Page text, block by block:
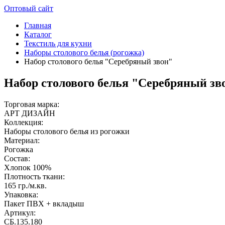
Оптовый сайт
Главная
Каталог
Текстиль для кухни
Наборы столового белья (рогожка)
Набор столового белья "Серебряный звон"
Набор столового белья "Серебряный
Торговая марка:
АРТ ДИЗАЙН
Коллекция:
Наборы столового белья из рогожки
Материал:
Рогожка
Состав:
Хлопок 100%
Плотность ткани:
165 гр./м.кв.
Упаковка:
Пакет ПВХ + вкладыш
Артикул:
СБ.135.180